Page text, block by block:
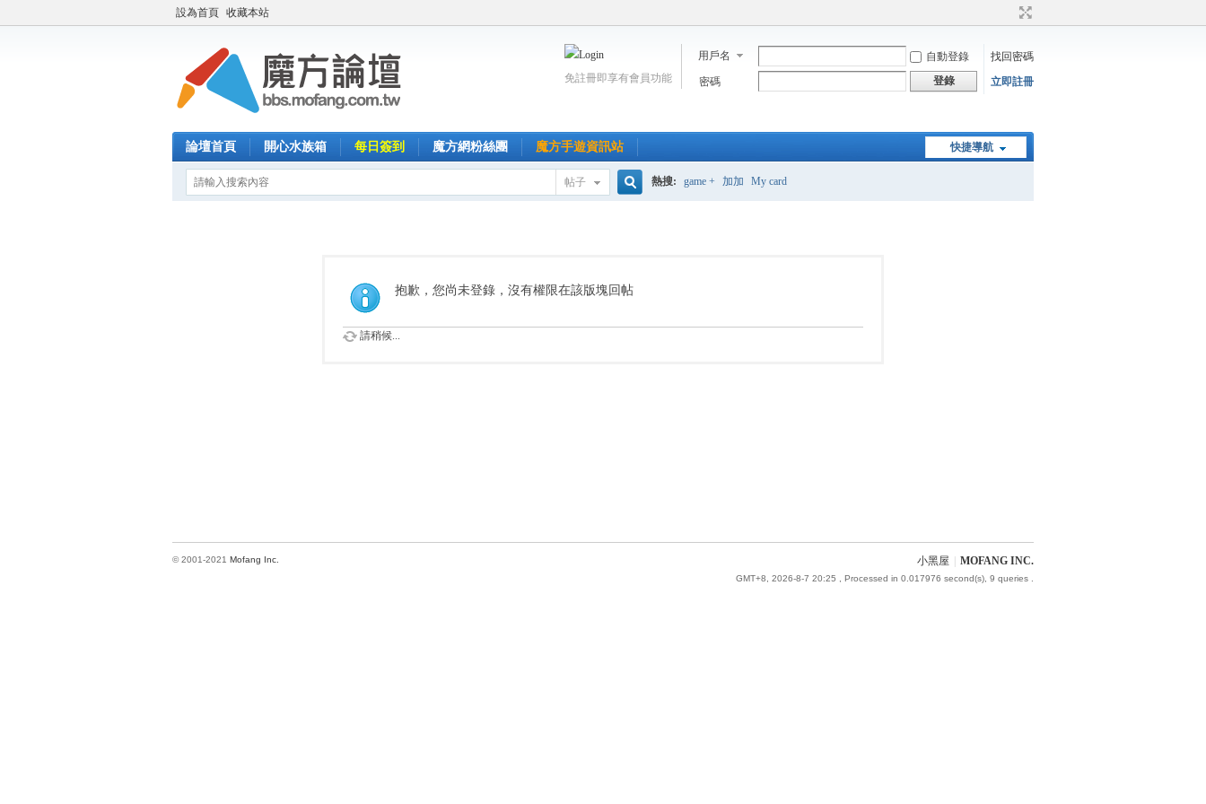
設為首頁 收藏本站
用戶名 自動登錄
找回密碼
密碼
登錄 立即註冊
免註冊即享有會員功能
快捷導航
論壇首頁 開心水族箱 每日簽到 魔方網粉絲團 魔方手遊資訊站
帖子
索
熱搜: game + 加加 My card
抱歉，您尚未登錄，沒有權限在該版塊回帖
請稍候...
小黑屋 MOFANG INC.
GMT+8, 2026-8-7 20:25 , Processed in 0.017976 second(s), 9 queries .
© 2001-2021 Mofang Inc.